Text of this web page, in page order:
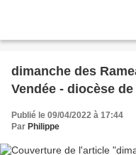
dimanche des
Vendée - diocèse
Publié le 09/04/2022 à 17:44
Par Philippe